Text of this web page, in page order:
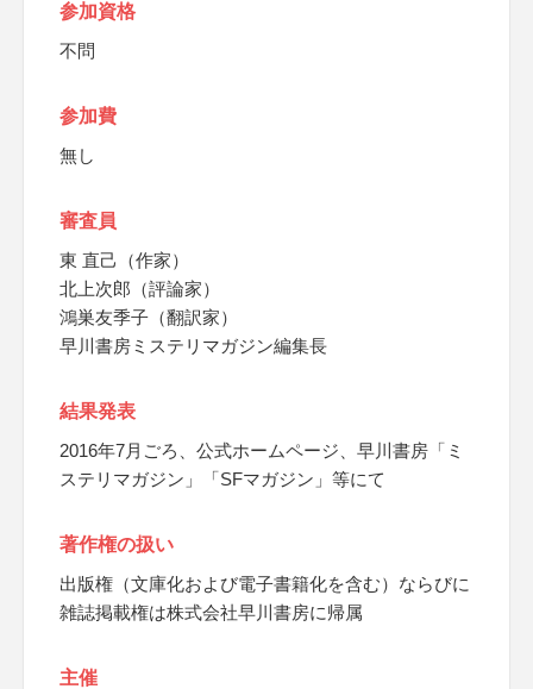
参加資格
不問
参加費
無し
審査員
東 直己（作家）
北上次郎（評論家）
鴻巣友季子（翻訳家）
早川書房ミステリマガジン編集長
結果発表
2016年7月ごろ、公式ホームページ、早川書房「ミ
ステリマガジン」「SFマガジン」等にて
著作権の扱い
出版権（文庫化および電子書籍化を含む）ならびに
雑誌掲載権は株式会社早川書房に帰属
主催